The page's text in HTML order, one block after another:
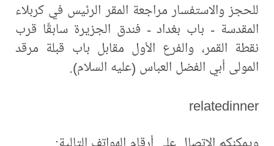
للحجز والاستفسار مراجعة المقر الرئيس في كربلاء
المقدسة - باب بغداد - فندق الجزيرة سابقًا قرب
نقطة القمر، والفرع الأول مقابل باب قبلة مرقد
المولى أبي الفضل العباس (عليه السلام).
relatedinner